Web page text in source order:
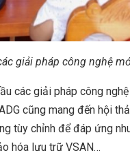
giải pháp công nghệ
các giải pháp công
cũng mang đến hội
tùy chỉnh để đáp ứng
hóa lưu trữ VSAN…